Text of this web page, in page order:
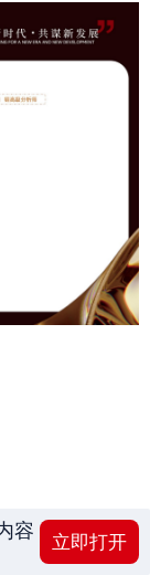
容 立即打开